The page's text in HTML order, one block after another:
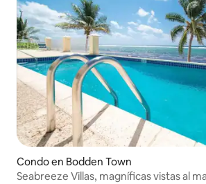
Condo en Bodden Town
Seabreeze Villas, magníficas vistas al